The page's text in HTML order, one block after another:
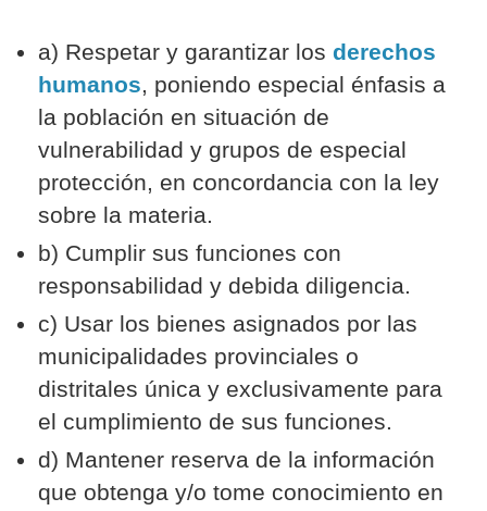
a) Respetar y garantizar los derechos
humanos, poniendo especial énfasis a
la población en situación de
vulnerabilidad y grupos de especial
protección, en concordancia con la ley
sobre la materia.
b) Cumplir sus funciones con
responsabilidad y debida diligencia.
c) Usar los bienes asignados por las
municipalidades provinciales o
distritales única y exclusivamente para
el cumplimiento de sus funciones.
d) Mantener reserva de la información
que obtenga y/o tome conocimiento en